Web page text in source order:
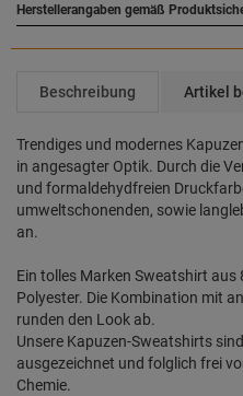
Herstellerangaben gemäß
Beschreibung Artikel
Trendiges und modernes
in angesagter Optik. Durch die
und formaldehydfreien
umweltschonenden, sowie
an.
Ein tolles Marken Sweatshirt aus
Polyester. Die Kombination mit
runden den Look ab.
Unsere Kapuzen-Sweatshirts
ausgezeichnet und folglich frei
Chemie.